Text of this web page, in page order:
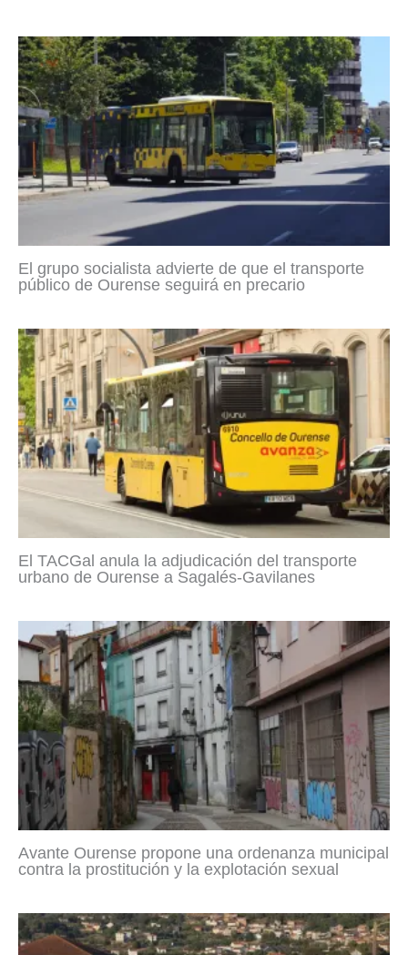
El grupo socialista advierte de que el transporte
público de Ourense seguirá en precario
El TACGal anula la adjudicación del transporte
urbano de Ourense a Sagalés-Gavilanes
Avante Ourense propone una ordenanza municipal
contra la prostitución y la explotación sexual